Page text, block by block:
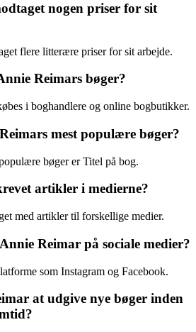
nogen priser for sit
flere litterære priser for sit arbejde.
Reimars bøger?
i boghandlere og online bogbutikker.
mest populære bøger?
bøger er Titel på bog.
artikler i medierne?
med artikler til forskellige medier.
Reimar på sociale medier?
som Instagram og Facebook.
at udgive nye bøger inden